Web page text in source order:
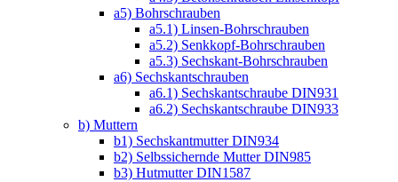
a5) Bohrschrauben
a5.1) Linsen-Bohrschrauben
a5.2) Senkkopf-Bohrschrauben
a5.3) Sechskant-Bohrschrauben
a6) Sechskantschrauben
a6.1) Sechskantschraube DIN931
a6.2) Sechskantschraube DIN933
b) Muttern
b1) Sechskantmutter DIN934
b2) Selbssichernde Mutter DIN985
b3) Hutmutter DIN1587